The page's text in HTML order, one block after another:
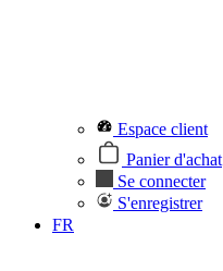
Espace client
Panier d'achat
Se connecter
S'enregistrer
FR